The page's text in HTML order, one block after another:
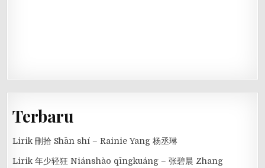
Terbaru
Lirik 刪拾 Shān shí – Rainie Yang 杨丞琳
Lirik 年少轻狂 Niánshào qīngkuáng – 张碧晨 Zhang